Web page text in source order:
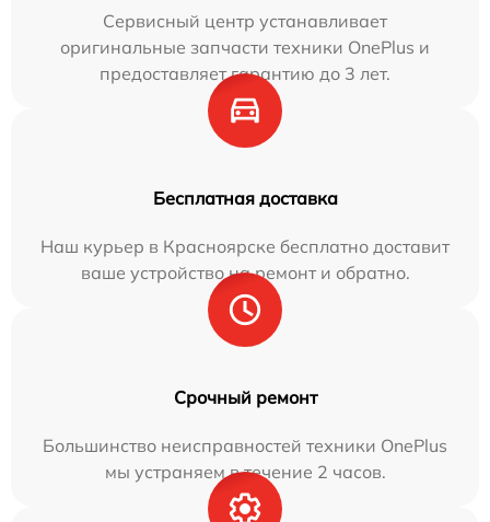
Сервисный центр устанавливает
оригинальные запчасти техники OnePlus и
предоставляет гарантию до 3 лет.
Бесплатная доставка
Наш курьер в Красноярске бесплатно доставит
ваше устройство на ремонт и обратно.
Срочный ремонт
Большинство неисправностей техники OnePlus
мы устраняем в течение 2 часов.